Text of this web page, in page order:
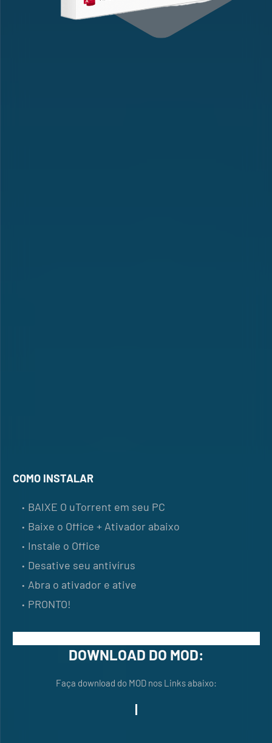
COMO INSTALAR
BAIXE O uTorrent em seu PC
Baixe o Office + Ativador abaixo
Instale o Office
Desative seu antivírus
Abra o ativador e ative
PRONTO!
DOWNLOAD DO MOD:
Faça download do MOD nos Links abaixo: